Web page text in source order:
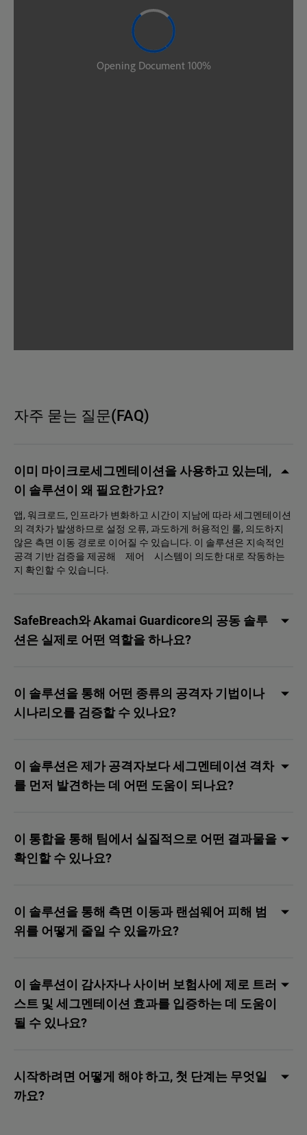
자주 묻는 질문(FAQ)
이미 마이크로세그멘테이션을 사용하고 있는데,
이 솔루션이 왜 필요한가요?
앱, 워크로드, 인프라가 변화하고 시간이 지남에 따라 세그멘테이션
의 격차가 발생하므로 설정 오류, 과도하게 허용적인 룰, 의도하지
않은 측면 이동 경로로 이어질 수 있습니다. 이 솔루션은 지속적인
공격 기반 검증을 제공해 제어 시스템이 의도한 대로 작동하는
지 확인할 수 있습니다.
SafeBreach와 Akamai Guardicore의 공동 솔루
션은 실제로 어떤 역할을 하나요?
이 솔루션을 통해 어떤 종류의 공격자 기법이나
시나리오를 검증할 수 있나요?
이 솔루션은 제가 공격자보다 세그멘테이션 격차
를 먼저 발견하는 데 어떤 도움이 되나요?
이 통합을 통해 팀에서 실질적으로 어떤 결과물을
확인할 수 있나요?
이 솔루션을 통해 측면 이동과 랜섬웨어 피해 범
위를 어떻게 줄일 수 있을까요?
이 솔루션이 감사자나 사이버 보험사에 제로 트러
스트 및 세그멘테이션 효과를 입증하는 데 도움이
될 수 있나요?
시작하려면 어떻게 해야 하고, 첫 단계는 무엇일
까요?